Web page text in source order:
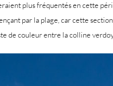
plus fréquentés en cette
par la plage, car cette
de couleur entre la colline